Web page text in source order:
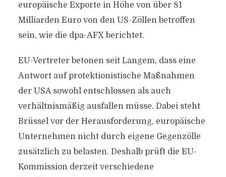
europäische Exporte in Höhe von über 81
Milliarden Euro von den US-Zöllen betroffen
sein, wie die dpa-AFX berichtet.
EU-Vertreter betonen seit Langem, dass eine
Antwort auf protektionistische Maßnahmen
der USA sowohl entschlossen als auch
verhältnismäßig ausfallen müsse. Dabei steht
Brüssel vor der Herausforderung, europäische
Unternehmen nicht durch eigene Gegenzölle
zusätzlich zu belasten. Deshalb prüft die EU-
Kommission derzeit verschiedene